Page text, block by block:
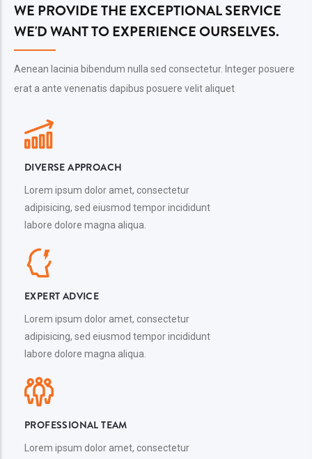
WE PROVIDE THE EXCEPTIONAL SERVICE
WE'D WANT TO EXPERIENCE OURSELVES.
Aenean lacinia bibendum nulla sed consectetur. Integer posuere
erat a ante venenatis dapibus posuere velit aliquet
DIVERSE APPROACH
Lorem ipsum dolor amet, consectetur
adipisicing, sed eiusmod tempor incididunt
labore dolore magna aliqua.
EXPERT ADVICE
Lorem ipsum dolor amet, consectetur
adipisicing, sed eiusmod tempor incididunt
labore dolore magna aliqua.
PROFESSIONAL TEAM
Lorem ipsum dolor amet, consectetur